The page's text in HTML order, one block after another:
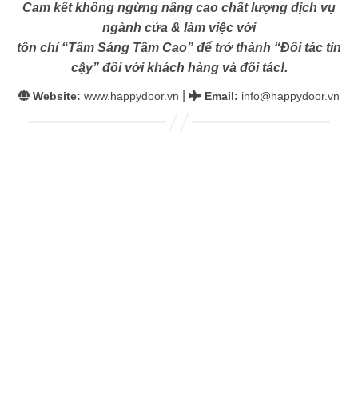
Cam kết không ngừng nâng cao chất lượng dịch vụ
ngành cửa & làm việc với
tôn chỉ “Tâm Sáng Tầm Cao” để trở thành “Đối tác tin
cậy” đối với khách hàng và đối tác!.
Website: www.happydoor.vn Email: info@happydoor.vn